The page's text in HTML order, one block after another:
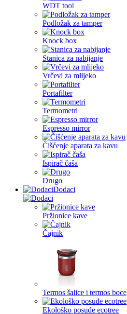
WDT tool
Podložak za tamper
Knock box
Stanica za nabijanje
Vrčevi za mlijeko
Portafilter
Termometri
Espresso mirror
Čišćenje aparata za kavu
Ispirač čaša
Drugo
Dodaci
Pržionice kave
Čajnik
Termos šalice i termos boce
Ekološko posuđe ecotree